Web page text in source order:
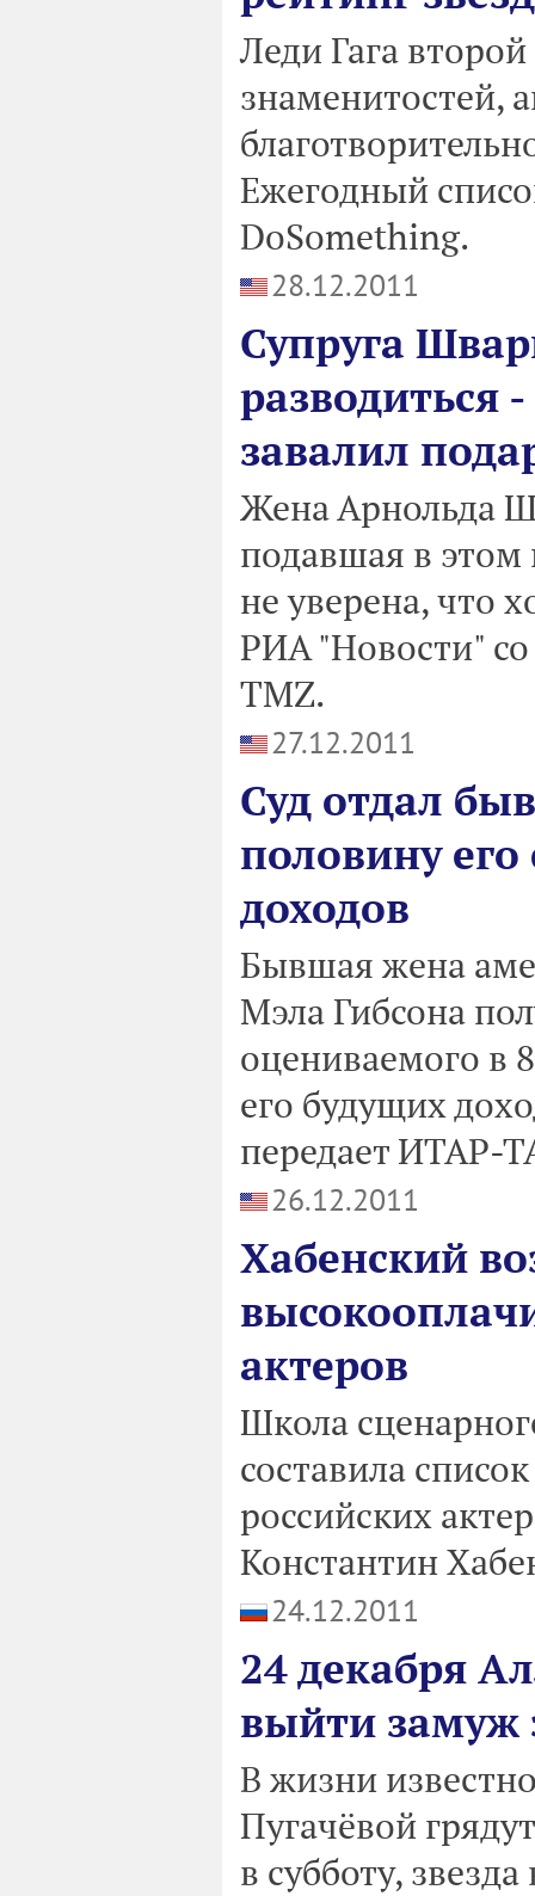
Леди Гага
знаменитостей,
Ежегодный
DoSomething.
28.12.2011
Супруга
разводиться
завалил
Жена Арнольда
подавшая в этом
не уверена, что
РИА "Новости"
TMZ.
27.12.2011
Суд отдал
половину
доходов
Бывшая жена
Мэла Гибсона
оцениваемого в
его будущих
передает ИТАР-
26.12.2011
Хабенский
актеров
Школа
составила
российских
Константин
24.12.2011
24 декабря
выйти замуж
В жизни
Пугачёвой
в субботу,